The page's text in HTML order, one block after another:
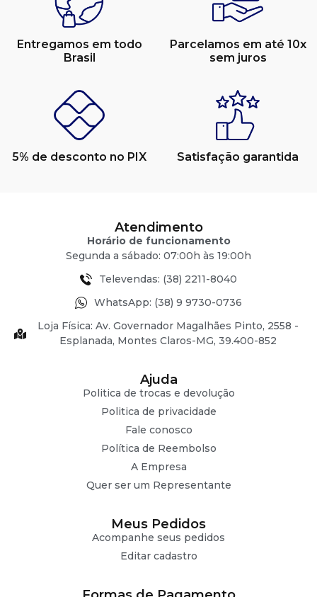
Entregamos em todo
Brasil
Parcelamos em até 10x
sem juros
5% de desconto no PIX Satisfação garantida
Atendimento
Horário de funcionamento
Segunda a sábado: 07:00h às 19:00h
Televendas: (38) 2211-8040
WhatsApp: (38) 9 9730-0736
Loja Física: Av. Governador Magalhães Pinto, 2558 -
Esplanada, Montes Claros-MG, 39.400-852
Ajuda
Politica de trocas e devolução
Politica de privacidade
Fale conosco
Política de Reembolso
A Empresa
Quer ser um Representante
Meus Pedidos
Acompanhe seus pedidos
Editar cadastro